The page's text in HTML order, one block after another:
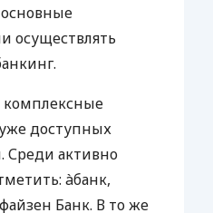
осуществлять
комплексные
доступных
активно
àбанк,
Банк. В то же